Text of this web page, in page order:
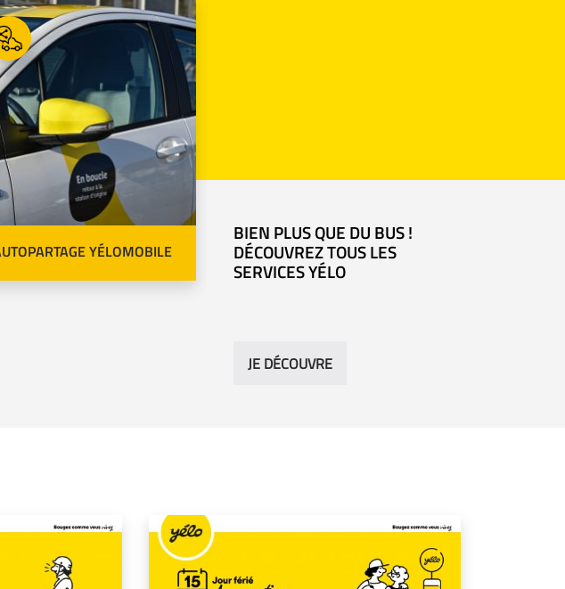
YÉLOMOBILE PASSEUR / BUS DE MER
BIEN PLUS QUE DU BUS !
DÉCOUVREZ TOUS LES
SERVICES YÉLO
JE DÉCOUVRE